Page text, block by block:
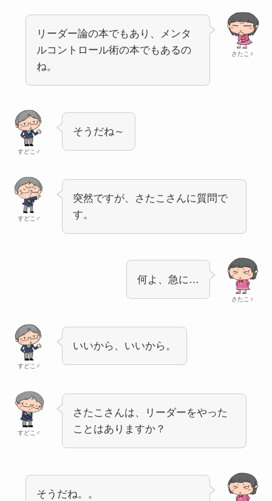
さたこ♀
リーダー論の本でもあり、メンタ
ルコントロール術の本でもあるの
ね。
すどこ♂
そうだね～
すどこ♂
突然ですが、さたこさんに質問で
す。
さたこ♀
何よ、急に…
すどこ♂
いいから、いいから。
すどこ♂
さたこさんは、リーダーをやった
ことはありますか？
そうだね。。